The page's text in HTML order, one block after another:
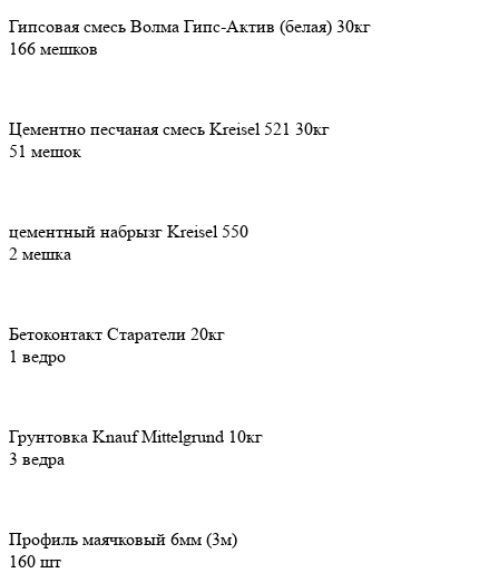
Гипсовая смесь Волма Гипс-Актив (белая) 30кг
166 мешков
Цементно песчаная смесь Kreisel 521 30кг
51 мешок
цементный набрызг Kreisel 550
2 мешка
Бетоконтакт Старатели 20кг
1 ведро
Грунтовка Knauf Mittelgrund 10кг
3 ведра
Профиль маячковый 6мм (3м)
160 шт